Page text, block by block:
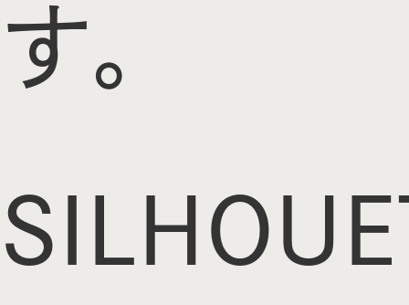
す。